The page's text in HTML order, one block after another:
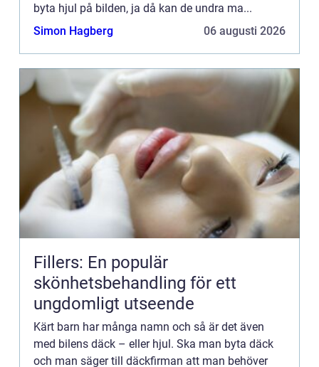
byta hjul på bilden, ja då kan de undra ma...
Simon Hagberg
06 augusti 2026
Fillers: En populär
skönhetsbehandling för ett
ungdomligt utseende
Kärt barn har många namn och så är det även
med bilens däck – eller hjul. Ska man byta däck
och man säger till däckfirman att man behöver